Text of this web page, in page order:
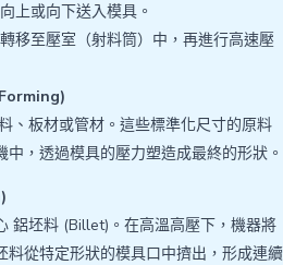
上或向下送入模具。
移至壓室（射料筒）中，再進行高速壓
、板材或管材。這些標準化尺寸的原料
，透過模具的壓力塑造成最終的形狀。
鋁坯料 (Billet)。在高溫高壓下，機器將
料從特定形狀的模具口中擠出，形成連續